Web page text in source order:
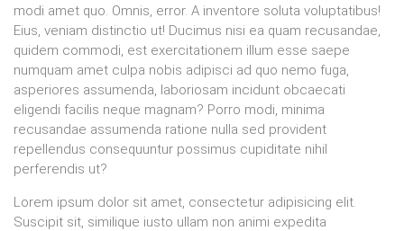
modi amet quo. Omnis, error. A inventore soluta voluptatibus!
Eius, veniam distinctio ut! Ducimus nisi ea quam recusandae,
quidem commodi, est exercitationem illum esse saepe
numquam amet culpa nobis adipisci ad quo nemo fuga,
asperiores assumenda, laboriosam incidunt obcaecati
eligendi facilis neque magnam? Porro modi, minima
recusandae assumenda ratione nulla sed provident
repellendus consequuntur possimus cupiditate nihil
perferendis ut?
Lorem ipsum dolor sit amet, consectetur adipisicing elit.
Suscipit sit, similique iusto ullam non animi expedita